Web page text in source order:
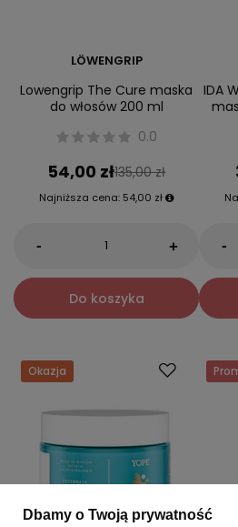
LÖWENGRIP
Lowengrip The Cure maska
do włosów 200 ml
0.0
54,00 zł135,00 zł
Najniższa cena: 54,00 zł
- +
Do koszyka
IDA
-
Okazja
Dbamy o Twoją prywatność